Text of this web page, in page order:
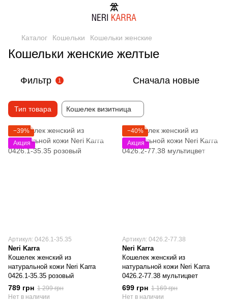
Каталог Кошельки Кошельки женские
Кошельки женские желтые
Фильтр 1 Сначала новые
Тип товара Кошелек визитница
−39%
Акция
Артикул: 0426.1-35.35
Neri Karra
Кошелек женский из
натуральной кожи Neri Karra
0426.1-35.35 розовый
789 грн 1 299 грн
Нет в наличии
−40%
Акция
Артикул: 0426.2-77.38
Neri Karra
Кошелек женский из
натуральной кожи Neri Karra
0426.2-77.38 мультицвет
699 грн 1 169 грн
Нет в наличии